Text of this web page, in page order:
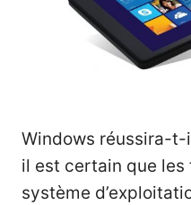
Windows réussira-t-
il est certain que
système